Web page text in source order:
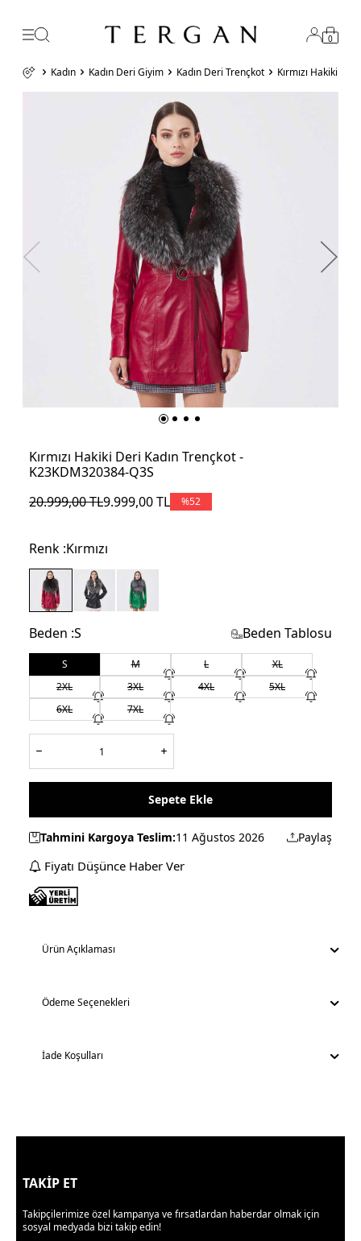
0
Kadın Kadın Deri Giyim Kadın Deri Trençkot Kırmızı Hakiki
Kırmızı Hakiki Deri Kadın Trençkot -
K23KDM320384-Q3S
20.999,00TL9.999,00TL %52
Renk :Kırmızı
Beden :S Beden Tablosu
S M L
XL
2XL
3XL 4XL
5XL
6XL
7XL
Sepete Ekle
Tahmini Kargoya Teslim:11 Ağustos 2026 Paylaş
Fiyatı Düşünce Haber Ver
Ürün Açıklaması
Ödeme Seçenekleri
İade Koşulları
TAKİP ET
Takipçilerimize özel kampanya ve fırsatlardan haberdar olmak için
sosyal medyada bizi takip edin!